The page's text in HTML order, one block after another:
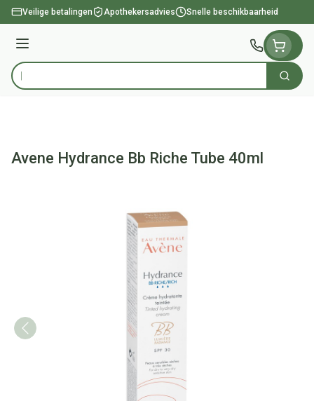
Ga naar de inhoud
Veilige betalingen Apothekersadvies Snelle beschikbaarheid
Menu
Product, merk, categorie... Zoek
Avene Hydrance Bb Riche Tube 40ml